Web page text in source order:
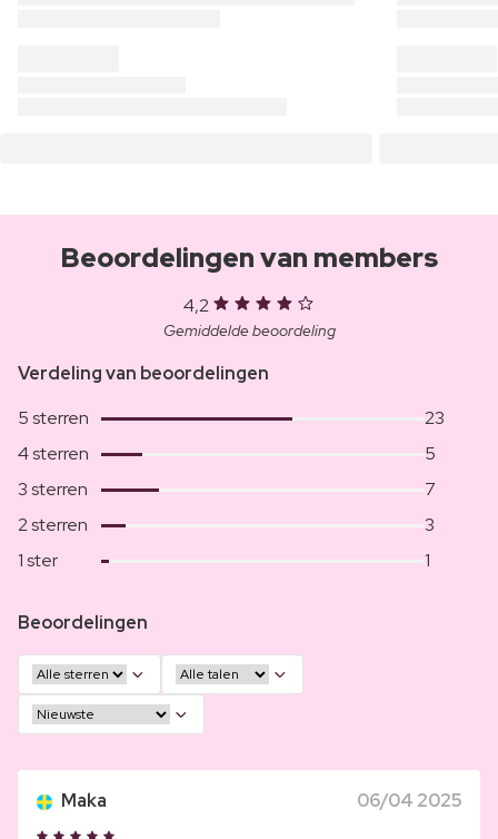
Beoordelingen van members
4,2
Gemiddelde beoordeling
Verdeling van beoordelingen
5 sterren
23
4 sterren
5
3 sterren
7
2 sterren
3
1 ster
1
Beoordelingen
Maka 06/04 2025